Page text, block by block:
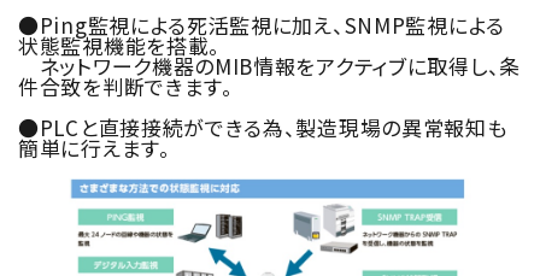
●Ping監視による死活監視に加え、SNMP監視による
状態監視機能を搭載。
ネットワーク機器のMIB情報をアクティブに取得し、条
件合致を判断できます。
●PLCと直接接続ができる為、製造現場の異常報知も
簡単に行えます。